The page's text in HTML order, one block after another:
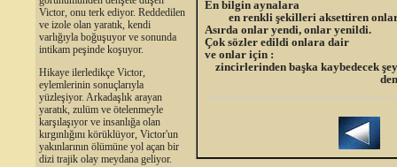
Victor, onu terk ediyor. Reddedilen
ve izole olan yaratık, kendi
varlığıyla boğuşuyor ve sonunda
intikam peşinde koşuyor.
Hikaye ilerledikçe Victor,
eylemlerinin sonuçlarıyla
yüzleşiyor. Arkadaşlık arayan
yaratık, zulüm ve ötelenmeyle
karşılaşıyor ve insanlığa olan
kırgınlığını körüklüyor, Victor'un
yakınlarının ölümüne yol açan bir
dizi trajik olay meydana geliyor.
En bilgin aynalara
en renkli şekilleri aksettiren
Asırda onlar yendi, onlar yenildi.
Çok sözler edildi onlara dair
ve onlar için :
zincirlerinden başka kaybedecek